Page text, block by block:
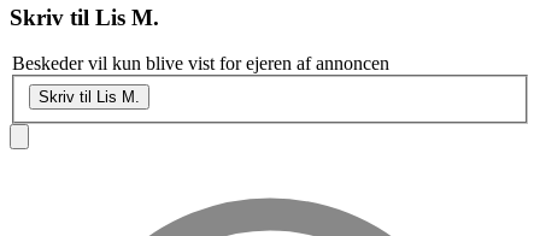
Skriv til Lis M.
Beskeder vil kun blive vist for ejeren af annoncen
Skriv til Lis M.